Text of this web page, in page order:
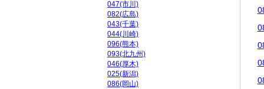
047(市川)
082(広島)
043(千葉)
044(川崎)
096(熊本)
093(北九州)
046(厚木)
025(新潟)
086(岡山)